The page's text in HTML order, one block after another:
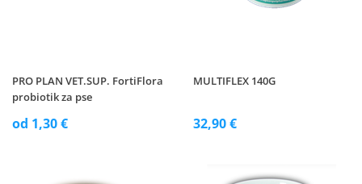
PRO PLAN VET.SUP. FortiFlora
probiotik za pse
od 1,30 €
MULTIFLEX 140G
32,90 €